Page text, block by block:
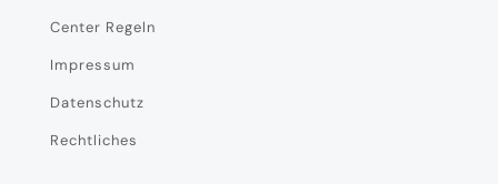
Center Regeln
Impressum
Datenschutz
Rechtliches